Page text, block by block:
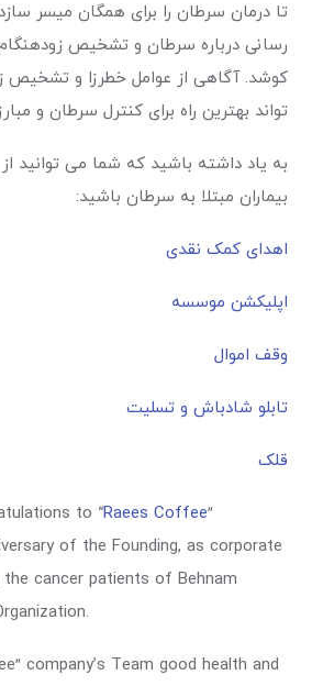
تا درمان سرطان را برای همگان میسر
رسانی درباره سرطان و تشخیص
کوشد. آگاهی از عوامل خطرزا و تشخیص
تواند بهترین راه برای کنترل سرطان و
به یاد داشته باشید که شما می توانید
بیماران مبتلا به سرطان باشید:
اهدای کمک نقدی
اپلیکشن موسسه
وقف اموال
تابلو شادباش و تسلیت
قلک
to “Raees Coffee”
of the Founding, as corporate
cancer patients of Behnam
company’s Team good health and